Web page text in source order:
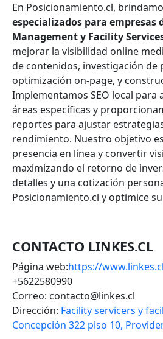
En Posicionamiento.cl,
especializados para empresas
Management y Facility
mejorar la visibilidad online
de contenidos, investigación de
optimización on-page, y
Implementamos SEO local para
áreas específicas y
reportes para ajustar
rendimiento. Nuestro objetivo
presencia en línea y convertir
maximizando el retorno de
detalles y una cotización
Posicionamiento.cl y optimice
CONTACTO LINKES.CL
Página web:https://www.linkes.cl
+5622580990
Correo: contacto@linkes.cl
Dirección: Facility servicers y
Concepción 322 piso 10,